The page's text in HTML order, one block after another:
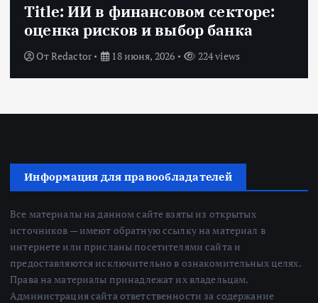
Title: ИИ в финансовом секторе:
оценка рисков и выбор банка
ОтRedactor 18 июня, 2026 224 views
Информация для правообладателей
Все материалы на данном сайте взяты из открытых
источников — имеют обратную ссылку на материал в
интернете или присланы посетителями сайта и
предоставляются исключительно в ознакомительных целях.
Права на материалы принадлежат их владельцам.
Администрация сайта ответственности за содержание